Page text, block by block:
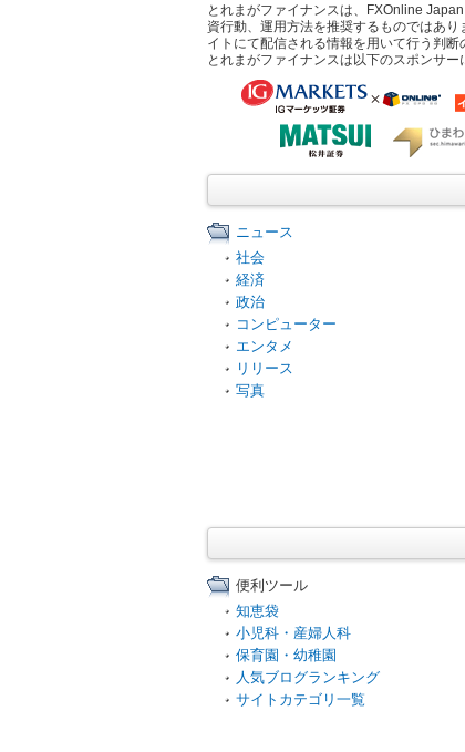
とれまがファイナンスは、FXOnline
資行動、運用方法を推奨するものではあ
イトにて配信される情報を用いて行う判断
とれまがファイナンスは以下のスポンサー
ニュース
社会
経済
政治
コンピューター
エンタメ
リリース
写真
便利ツール
知恵袋
小児科・産婦人科
保育園・幼稚園
人気ブログランキング
サイトカテゴリ一覧